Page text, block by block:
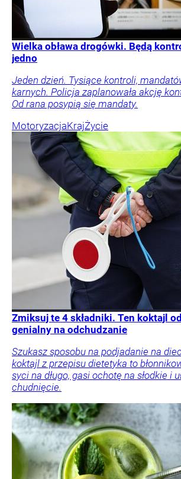
Wielka obława drogówki. Będą
jedno
Jeden dzień. Tysiące kontroli,
karnych. Policja zaplanowała akcję
Od rana posypią się mandaty.
MotoryzacjaKrajŻycie
Zmiksuj te 4 składniki. Ten koktajl
genialny na odchudzanie
Szukasz sposobu na podjadanie na
koktajl z przepisu dietetyka to
syci na długo, gasi ochotę na słodkie i
chudnięcie.